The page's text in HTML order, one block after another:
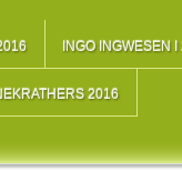
INGO INGWESEN
2016